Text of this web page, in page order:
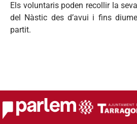
Els voluntaris poden recollir la
del Nàstic des d’avui i fins
partit.